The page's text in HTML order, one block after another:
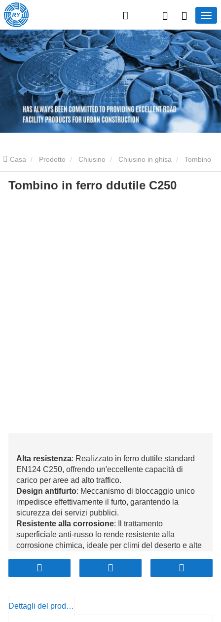
Casa Prodotto Chiusino Chiusino in ghisa
in ferro ddutile C250
Tombino in ferro ddutile C250
Alta resistenza: Realizzato in ferro duttile standard
EN124 C250, offrendo un'eccellente capacità di
carico per aree ad alto traffico.
Design antifurto: Meccanismo di bloccaggio unico
impedisce effettivamente il furto, garantendo la
sicurezza dei servizi pubblici.
Resistente alla corrosione: Il trattamento
superficiale anti-russo lo rende resistente alla
corrosione chimica, ideale per climi del deserto e alte
Anti-invecchiamento
: Resistente alle alte
temperature e ai raggi UV, fornendo una lunga durata
superficie di precisione aumenta l'attrito, riducendo il
Dettagli del prodotto